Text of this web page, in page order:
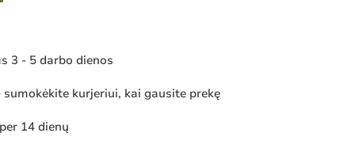
3 - 5 darbo dienos
kurjeriui, kai gausite prekę
14 dienų